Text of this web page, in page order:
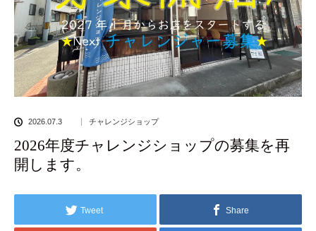
2026.07.3 チャレンジショップ
2026年度チャレンジショップの募集を再
開します。
Tweet Share